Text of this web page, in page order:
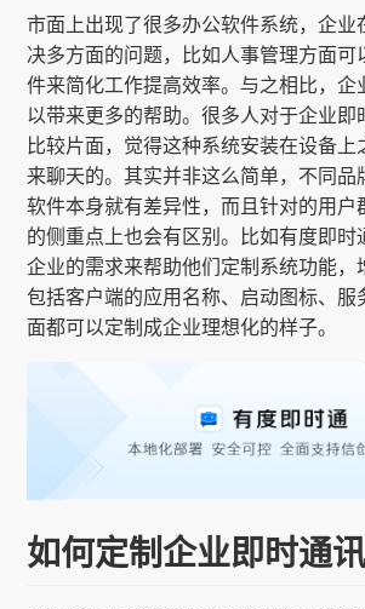
市面上出现了很多办公软件系统，企业
决多方面的问题，比如人事管理方面可
件来简化工作提高效率。与之相比，企
以带来更多的帮助。很多人对于企业即
比较片面，觉得这种系统安装在设备上
来聊天的。其实并非这么简单，不同品
软件本身就有差异性，而且针对的用户
的侧重点上也会有区别。比如有度即时
企业的需求来帮助他们定制系统功能，
包括客户端的应用名称、启动图标、服
面都可以定制成企业理想化的样子。
如何定制企业即时通